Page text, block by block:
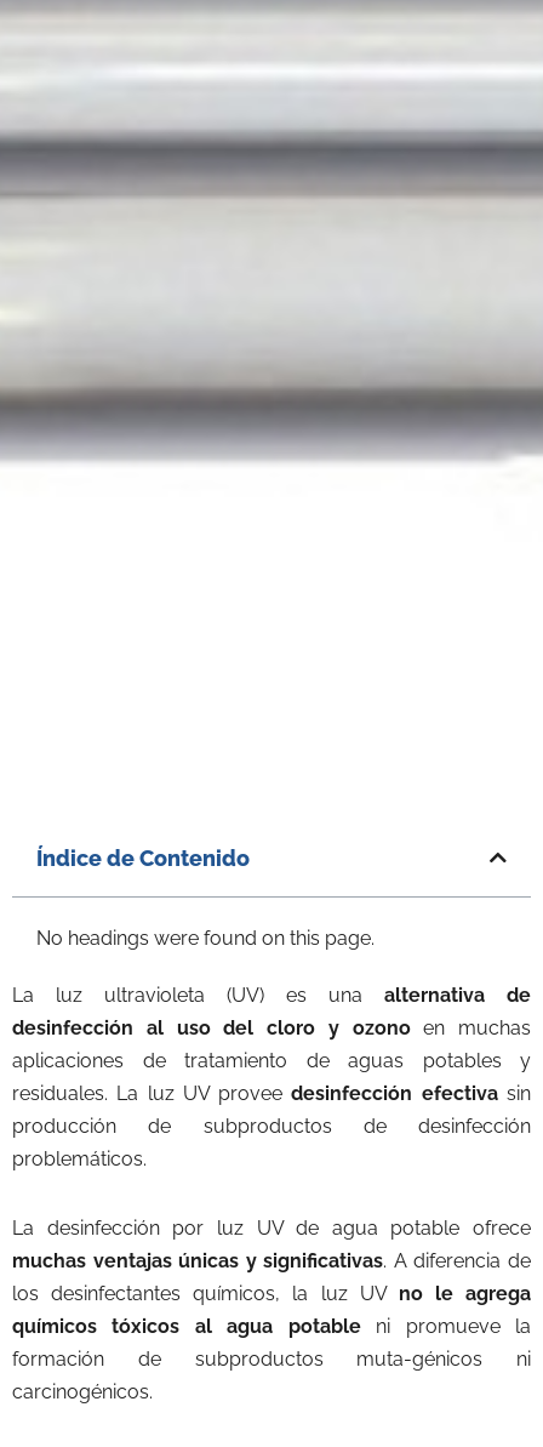
Índice de Contenido
No headings were found on this page.
La luz ultravioleta (UV) es una alternativa de
desinfección al uso del cloro y ozonoen muchas
aplicaciones de tratamiento de aguas potables y
residuales. La luz UV proveedesinfección efectivasin
producción de subproductos de desinfección
problemáticos.
La desinfección por luz UV de agua potable ofrece
muchas ventajas únicas y significativas. A diferencia de
los desinfectantes químicos, la luz UV no le agrega
químicos tóxicos al agua potableni promueve la
formación de subproductos muta-génicos ni
carcinogénicos.